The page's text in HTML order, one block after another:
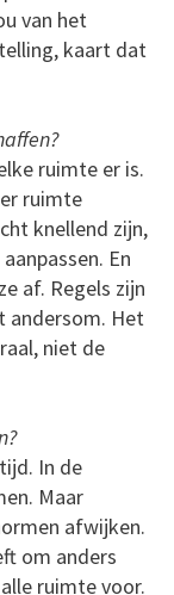
van het
kaart dat
ruimte er is.
ruimte
knellend zijn,
En
af. Regels zijn
andersom. Het
niet de
In de
Maar
afwijken.
om anders
ruimte voor.